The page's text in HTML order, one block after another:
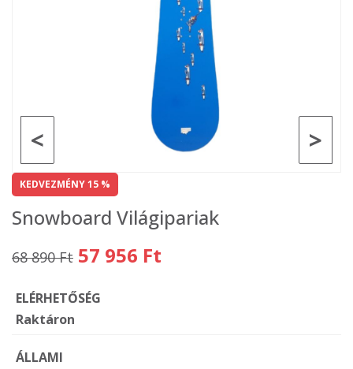
>
<
KEDVEZMÉNY 15 %
Snowboard Világipariak
68 890 Ft 57 956 Ft
ELÉRHETŐSÉG
Raktáron
ÁLLAMI